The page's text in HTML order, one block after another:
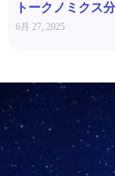
トークノミクス
6月 27, 2025